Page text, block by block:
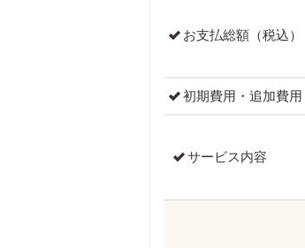
お支払総額（税込）
初期費用・追加費用
サービス内容